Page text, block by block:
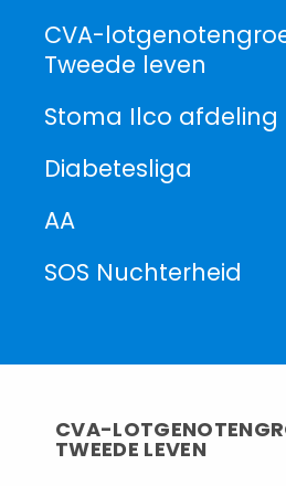
CVA-
Tweede leven
Stoma Ilco afdeling
Diabetesliga
AA
SOS Nuchterheid
CVA-
TWEEDE LEVEN